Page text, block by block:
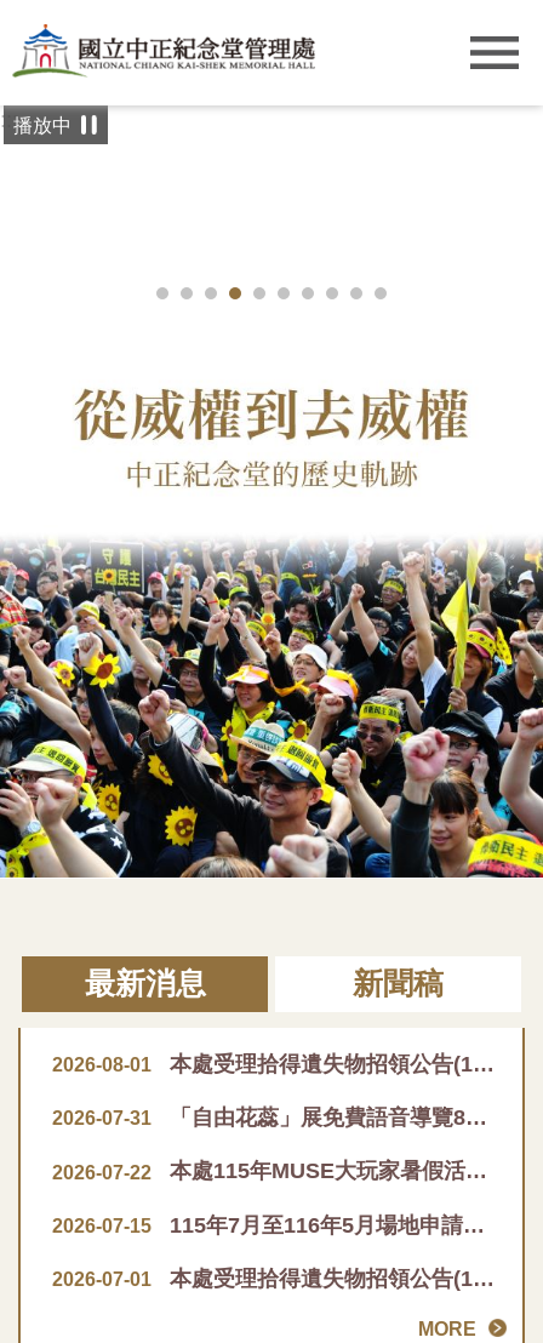
跳到主要內容區塊
:::播放中
最新消息 新聞稿
2026-08-01 本處受理拾得遺失物招領公告(115年2月至7月)
2026-07-31 「自由花蕊」展免費語音導覽8月1日上線
2026-07-22 本處115年MUSE大玩家暑假活動推廣品已全數兌換完畢
2026-07-15 115年7月至116年5月場地申請使用審查通過清單
2026-07-01 本處受理拾得遺失物招領公告(115年1月至6月)
MORE